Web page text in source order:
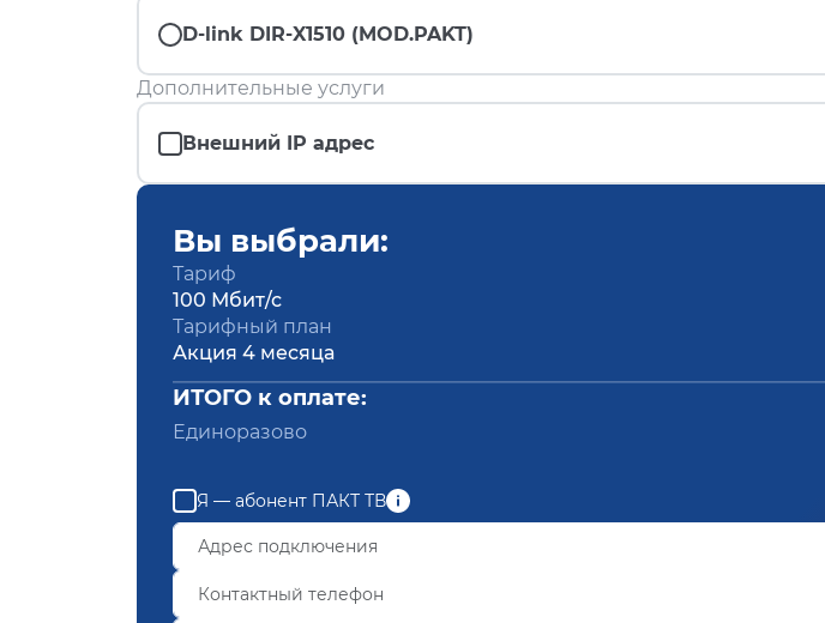
D-link DIR-X1510 (MOD.PAKT)
Дополнительные услуги
Внешний IP адрес
Вы выбрали:
Тариф
100 Мбит/с
Тарифный план
Акция 4 месяца
ИТОГО к оплате:
Единоразово
Я — абонент ПАКТ ТВ